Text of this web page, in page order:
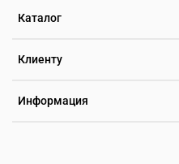
Каталог
Клиенту
Информация